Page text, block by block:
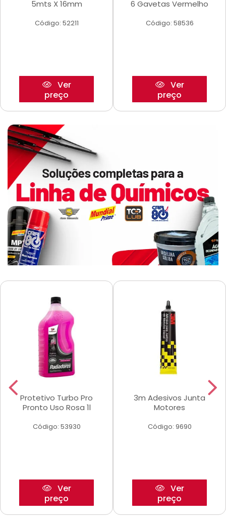
5mts X 16mm
Código: 52211
Ver
preço
6 Gavetas Vermelho
Código: 58536
Ver
preço
Protetivo Turbo Pro
Pronto Uso Rosa 1l
Código: 53930
Ver
preço
3m Adesivos Junta
Motores
Código: 9690
Ver
preço